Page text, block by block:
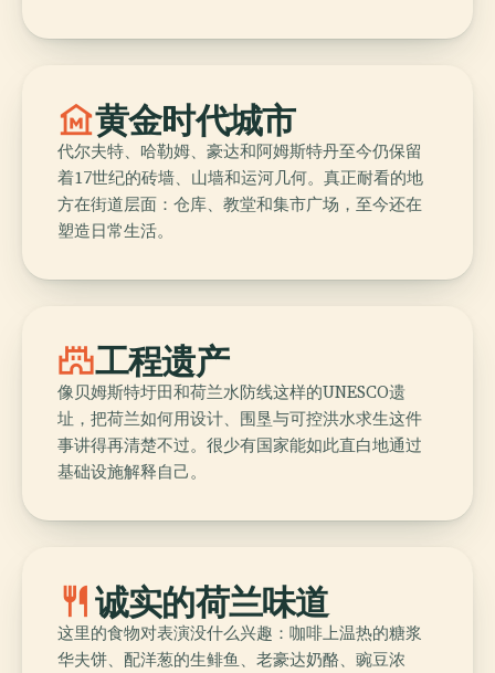
museum黄金时代城市
代尔夫特、哈勒姆、豪达和阿姆斯特丹至今仍保留
着17世纪的砖墙、山墙和运河几何。真正耐看的地
方在街道层面：仓库、教堂和集市广场，至今还在
塑造日常生活。
castle工程遗产
像贝姆斯特圩田和荷兰水防线这样的UNESCO遗
址，把荷兰如何用设计、围垦与可控洪水求生这件
事讲得再清楚不过。很少有国家能如此直白地通过
基础设施解释自己。
restaurant 诚实的荷兰味道
这里的食物对表演没什么兴趣：咖啡上温热的糖浆
华夫饼、配洋葱的生鲱鱼、老豪达奶酪、豌豆浓